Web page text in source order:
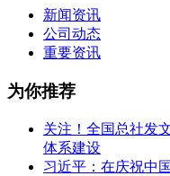
新闻资讯
公司动态
重要资讯
为你推荐
关注！全国总社发
体系建设
习近平：在庆祝中